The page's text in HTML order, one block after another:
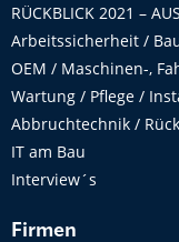
RÜCKBLICK 2021 –
Arbeitssicherheit /
OEM / Maschinen-,
Wartung / Pflege /
Abbruchtechnik /
IT am Bau
Interview´s
Firmen